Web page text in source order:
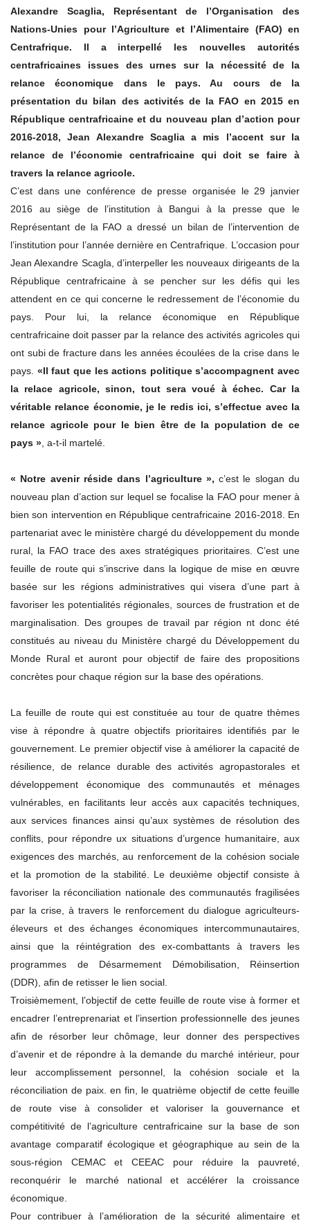
Alexandre Scaglia, Représentant de l’Organisation des
Nations-Unies pour l’Agriculture et l’Alimentaire (FAO) en
Centrafrique. Il a interpellé les nouvelles autorités
centrafricaines issues des urnes sur la nécessité de la
relance économique dans le pays. Au cours de la
présentation du bilan des activités de la FAO en 2015 en
République centrafricaine et du nouveau plan d’action pour
2016-2018, Jean Alexandre Scaglia a mis l’accent sur la
relance de l’économie centrafricaine qui doit se faire à
travers la relance agricole.
C’est dans une conférence de presse organisée le 29 janvier
2016 au siège de l’institution à Bangui à la presse que le
Représentant de la FAO a dressé un bilan de l’intervention de
l’institution pour l’année dernière en Centrafrique. L’occasion pour
Jean Alexandre Scagla, d’interpeller les nouveaux dirigeants de la
République centrafricaine à se pencher sur les défis qui les
attendent en ce qui concerne le redressement de l’économie du
pays. Pour lui, la relance économique en République
centrafricaine doit passer par la relance des activités agricoles qui
ont subi de fracture dans les années écoulées de la crise dans le
pays. «Il faut que les actions politique s’accompagnent avec
la relace agricole, sinon, tout sera voué à échec. Car la
véritable relance économie, je le redis ici, s’effectue avec la
relance agricole pour le bien être de la population de ce
pays », a-t-il martelé.
« Notre avenir réside dans l’agriculture », c’est le slogan du
nouveau plan d’action sur lequel se focalise la FAO pour mener à
bien son intervention en République centrafricaine 2016-2018. En
partenariat avec le ministère chargé du développement du monde
rural, la FAO trace des axes stratégiques prioritaires. C’est une
feuille de route qui s’inscrive dans la logique de mise en œuvre
basée sur les régions administratives qui visera d’une part à
favoriser les potentialités régionales, sources de frustration et de
marginalisation. Des groupes de travail par région nt donc été
constitués au niveau du Ministère chargé du Développement du
Monde Rural et auront pour objectif de faire des propositions
concrètes pour chaque région sur la base des opérations.
La feuille de route qui est constituée au tour de quatre thèmes
vise à répondre à quatre objectifs prioritaires identifiés par le
gouvernement. Le premier objectif vise à améliorer la capacité de
résilience, de relance durable des activités agropastorales et
développement économique des communautés et ménages
vulnérables, en facilitants leur accès aux capacités techniques,
aux services finances ainsi qu’aux systèmes de résolution des
conflits, pour répondre ux situations d’urgence humanitaire, aux
exigences des marchés, au renforcement de la cohésion sociale
et la promotion de la stabilité. Le deuxième objectif consiste à
favoriser la réconciliation nationale des communautés fragilisées
par la crise, à travers le renforcement du dialogue agriculteurs-
éleveurs et des échanges économiques intercommunautaires,
ainsi que la réintégration des ex-combattants à travers les
programmes de Désarmement Démobilisation, Réinsertion
(DDR), afin de retisser le lien social.
Troisièmement, l’objectif de cette feuille de route vise à former et
encadrer l’entreprenariat et l’insertion professionnelle des jeunes
afin de résorber leur chômage, leur donner des perspectives
d’avenir et de répondre à la demande du marché intérieur, pour
leur accomplissement personnel, la cohésion sociale et la
réconciliation de paix. en fin, le quatrième objectif de cette feuille
de route vise à consolider et valoriser la gouvernance et
compétitivité de l’agriculture centrafricaine sur la base de son
avantage comparatif écologique et géographique au sein de la
sous-région CEMAC et CEEAC pour réduire la pauvreté,
reconquérir le marché national et accélérer la croissance
économique.
Pour contribuer à l’amélioration de la sécurité alimentaire et